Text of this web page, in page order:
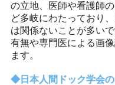
の立地、医師や看護師
ど多岐にわたっており
は関係ないことが多い
有無や専門医による画
ます。
日本人間ドック学会